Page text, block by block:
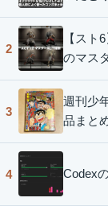
2
【スト6
のマス
3
週刊少
品まと
4 Codex